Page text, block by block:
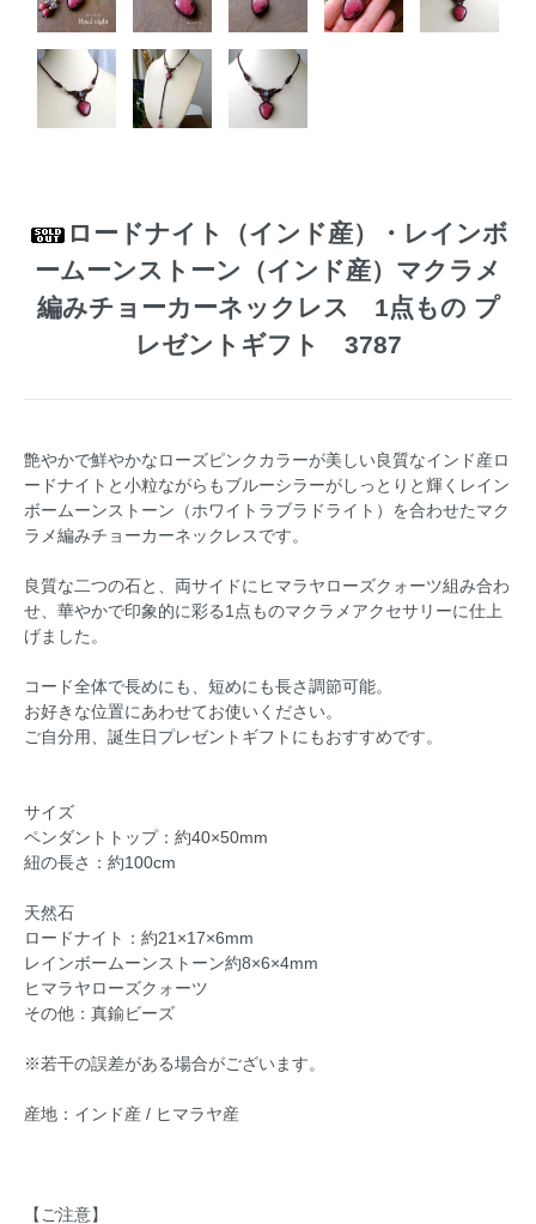
ロードナイト（インド産）・レインボ
ームーンストーン（インド産）マクラメ
編みチョーカーネックレス 1点もの プ
レゼントギフト 3787
艶やかで鮮やかなローズピンクカラーが美しい良質なインド産ロ
ードナイトと小粒ながらもブルーシラーがしっとりと輝くレイン
ボームーンストーン（ホワイトラブラドライト）を合わせたマク
ラメ編みチョーカーネックレスです。
良質な二つの石と、両サイドにヒマラヤローズクォーツ組み合わ
せ、華やかで印象的に彩る1点ものマクラメアクセサリーに仕上
げました。
コード全体で長めにも、短めにも長さ調節可能。
お好きな位置にあわせてお使いください。
ご自分用、誕生日プレゼントギフトにもおすすめです。
サイズ
ペンダントトップ：約40×50mm
紐の長さ：約100cm
天然石
ロードナイト：約21×17×6mm
レインボームーンストーン約8×6×4mm
ヒマラヤローズクォーツ
その他：真鍮ビーズ
※若干の誤差がある場合がございます。
産地：インド産 / ヒマラヤ産
【ご注意】